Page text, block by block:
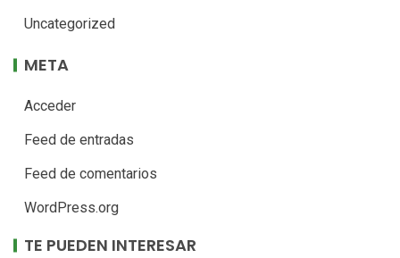
Uncategorized
META
Acceder
Feed de entradas
Feed de comentarios
WordPress.org
TE PUEDEN INTERESAR